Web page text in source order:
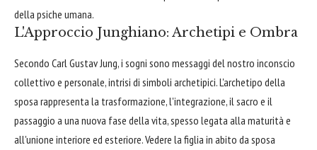
della psiche umana.
L'Approccio Junghiano: Archetipi e Ombra
Secondo Carl Gustav Jung, i sogni sono messaggi del nostro inconscio
collettivo e personale, intrisi di simboli archetipici. L'archetipo della
sposa rappresenta la trasformazione, l'integrazione, il sacro e il
passaggio a una nuova fase della vita, spesso legata alla maturità e
all'unione interiore ed esteriore. Vedere la figlia in abito da sposa